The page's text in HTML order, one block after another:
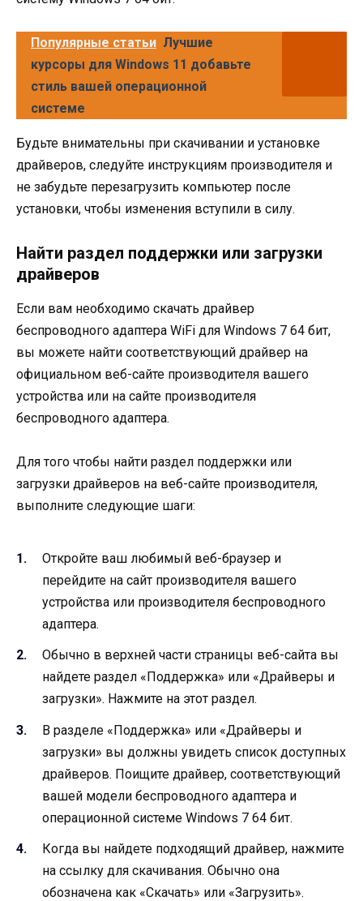
Популярные статьи Лучшие
курсоры для Windows 11 добавьте
стиль вашей операционной
системе
Будьте внимательны при скачивании и установке
драйверов, следуйте инструкциям производителя и
не забудьте перезагрузить компьютер после
установки, чтобы изменения вступили в силу.
Найти раздел поддержки или загрузки
драйверов
Если вам необходимо скачать драйвер
беспроводного адаптера WiFi для Windows 7 64 бит,
вы можете найти соответствующий драйвер на
официальном веб-сайте производителя вашего
устройства или на сайте производителя
беспроводного адаптера.
Для того чтобы найти раздел поддержки или
загрузки драйверов на веб-сайте производителя,
выполните следующие шаги:
Откройте ваш любимый веб-браузер и
перейдите на сайт производителя вашего
устройства или производителя беспроводного
адаптера.
Обычно в верхней части страницы веб-сайта вы
найдете раздел «Поддержка» или «Драйверы и
загрузки». Нажмите на этот раздел.
В разделе «Поддержка» или «Драйверы и
загрузки» вы должны увидеть список доступных
драйверов. Поищите драйвер, соответствующий
вашей модели беспроводного адаптера и
операционной системе Windows 7 64 бит.
Когда вы найдете подходящий драйвер, нажмите
на ссылку для скачивания. Обычно она
обозначена как «Скачать» или «Загрузить».